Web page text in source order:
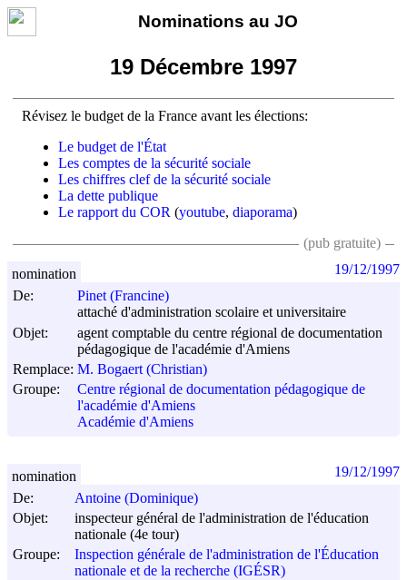
Nominations au JO
19 Décembre 1997
Révisez le budget de la France avant les élections:
Le budget de l'État
Les comptes de la sécurité sociale
Les chiffres clef de la sécurité sociale
La dette publique
Le rapport du COR (youtube, diaporama)
(pub gratuite)
De:
Pinet (Francine)
attaché d'administration scolaire et universitaire
Objet:
agent comptable du centre régional de documentation
pédagogique de l'académie d'Amiens
Remplace: M. Bogaert (Christian)
Groupe:
Centre régional de documentation pédagogique de
l'académie d'Amiens
Académie d'Amiens
nomination 19/12/1997
De:
Antoine (Dominique)
Objet:
inspecteur général de l'administration de l'éducation
nationale (4e tour)
Groupe:
Inspection générale de l'administration de l'Éducation
nationale et de la recherche (IGÉSR)
nomination 19/12/1997